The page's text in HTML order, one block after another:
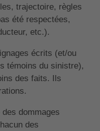
trajectoire, règles
été respectées,
etc.).
écrits (et/ou
témoins du sinistre),
des faits. Ils
dommages
des